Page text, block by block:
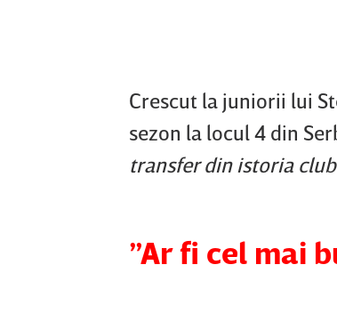
Crescut la juniorii lui
sezon la locul 4 din
transfer din istoria
”Ar fi cel mai